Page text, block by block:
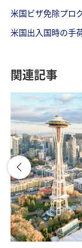
米国ビザ免除プロ
米国出入国時の手
関連記事